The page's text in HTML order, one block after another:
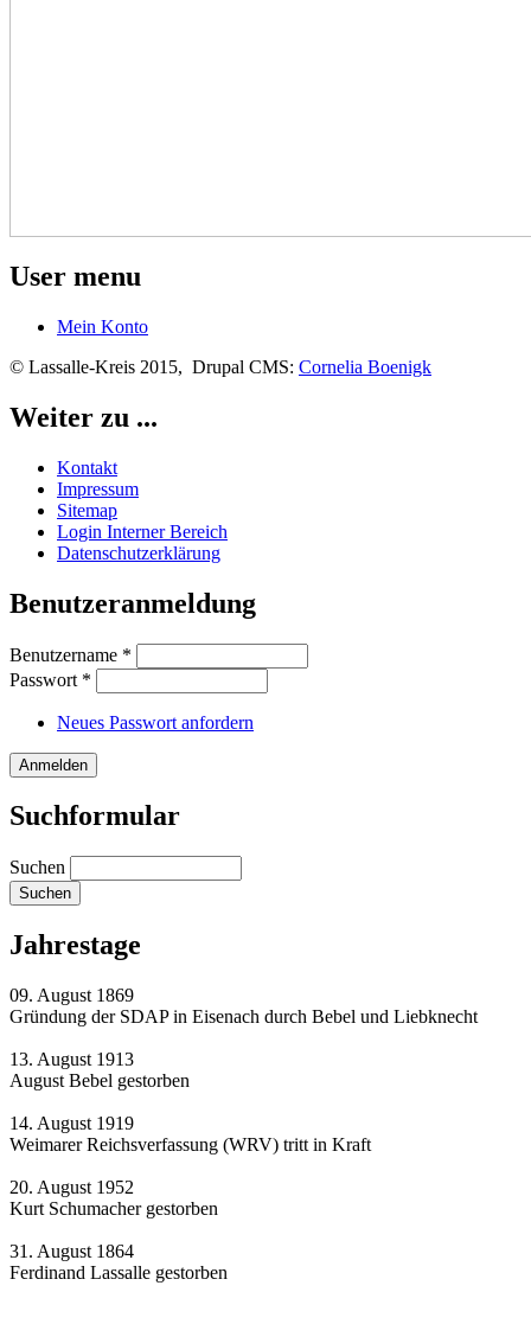
User menu
Mein Konto
© Lassalle-Kreis 2015, Drupal CMS: Cornelia Boenigk
Weiter zu ...
Kontakt
Impressum
Sitemap
Login Interner Bereich
Datenschutzerklärung
Benutzeranmeldung
Benutzername *
Passwort *
Neues Passwort anfordern
Suchformular
Suchen
Jahrestage
09. August 1869
Gründung der SDAP in Eisenach durch Bebel und Liebknecht
13. August 1913
August Bebel gestorben
14. August 1919
Weimarer Reichsverfassung (WRV) tritt in Kraft
20. August 1952
Kurt Schumacher gestorben
31. August 1864
Ferdinand Lassalle gestorben